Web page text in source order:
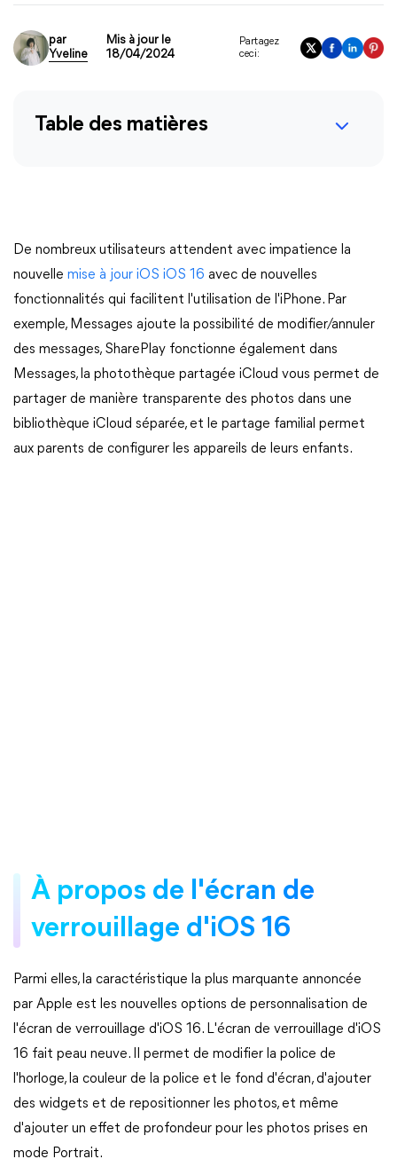
par
Yveline
Mis à jour le
18/04/2024
Partagez
ceci:
Table des matières
De nombreux utilisateurs attendent avec impatience la
nouvelle mise à jour iOS iOS 16 avec de nouvelles
fonctionnalités qui facilitent l'utilisation de l'iPhone. Par
exemple, Messages ajoute la possibilité de modifier/annuler
des messages, SharePlay fonctionne également dans
Messages, la photothèque partagée iCloud vous permet de
partager de manière transparente des photos dans une
bibliothèque iCloud séparée, et le partage familial permet
aux parents de configurer les appareils de leurs enfants.
À propos de l'écran de
verrouillage d'iOS 16
Parmi elles, la caractéristique la plus marquante annoncée
par Apple est les nouvelles options de personnalisation de
l'écran de verrouillage d'iOS 16. L'écran de verrouillage d'iOS
16 fait peau neuve. Il permet de modifier la police de
l'horloge, la couleur de la police et le fond d'écran, d'ajouter
des widgets et de repositionner les photos, et même
d'ajouter un effet de profondeur pour les photos prises en
mode Portrait.